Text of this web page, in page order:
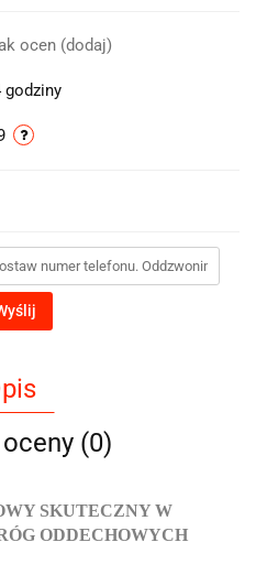
ocen (dodaj)
godziny
(0)
SKUTECZNY W
ODDECHOWYCH